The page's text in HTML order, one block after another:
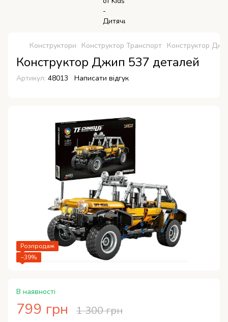
Конструктори Конструктор Транспорт Конструктор
Конструктор Джип 537 деталей
Артикул: 48013 Написати відгук
Розпродаж
−39%
В наявності
799 грн 1 300 грн